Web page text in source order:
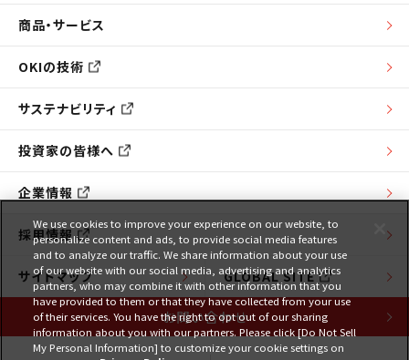
商品・サービス
OKIの技術
サステナビリティ
投資家の皆様へ
企業情報
採用情報
サイトマップ GLOBAL SITE
お問い合わせ
We use cookies to improve your experience on our website, to
personalize content and ads, to provide social media features
and to analyze our traffic. We share information about your use
of our website with our social media, advertising and analytics
partners, who may combine it with other information that you
have provided to them or that they have collected from your use
of their services. You have the right to opt out of our sharing
information about you with our partners. Please click [Do Not Sell
My Personal Information] to customize your cookie settings on